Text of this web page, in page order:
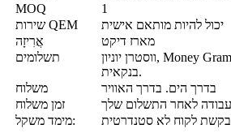
MOQ
1
שירות QEM
יכול להיות מותאם אישית
אֲרִיזָה
מארז דיקט
תשלומים
ווסטרן יוניון, Money Gram, Paypal,, העברה
בנקאית.
משלוח
בדרך הים. בדרך האוויר
זמן משלוח
מימד משקל:
בקשת לקוח לא סטנדרטית